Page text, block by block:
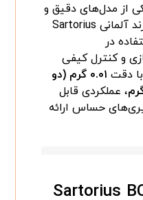
از مدل‌های دقیق و
برند آلمانی Sartorius
در
و کنترل کیفی
دقت
۰.۰۱ گرم (دو
، عملکردی قابل
حساس ارائه